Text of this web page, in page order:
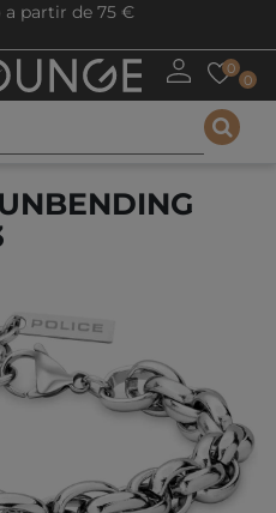
partir de 75 €
0
0